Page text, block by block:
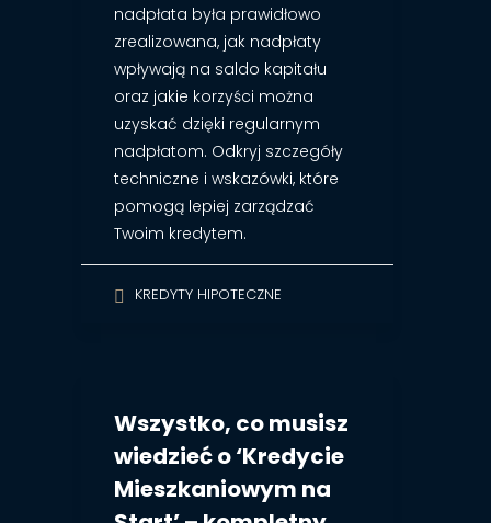
nadpłata była prawidłowo
zrealizowana, jak nadpłaty
wpływają na saldo kapitału
oraz jakie korzyści można
uzyskać dzięki regularnym
nadpłatom. Odkryj szczegóły
techniczne i wskazówki, które
pomogą lepiej zarządzać
Twoim kredytem.
KREDYTY HIPOTECZNE
Wszystko, co musisz
wiedzieć o ‘Kredycie
Mieszkaniowym na